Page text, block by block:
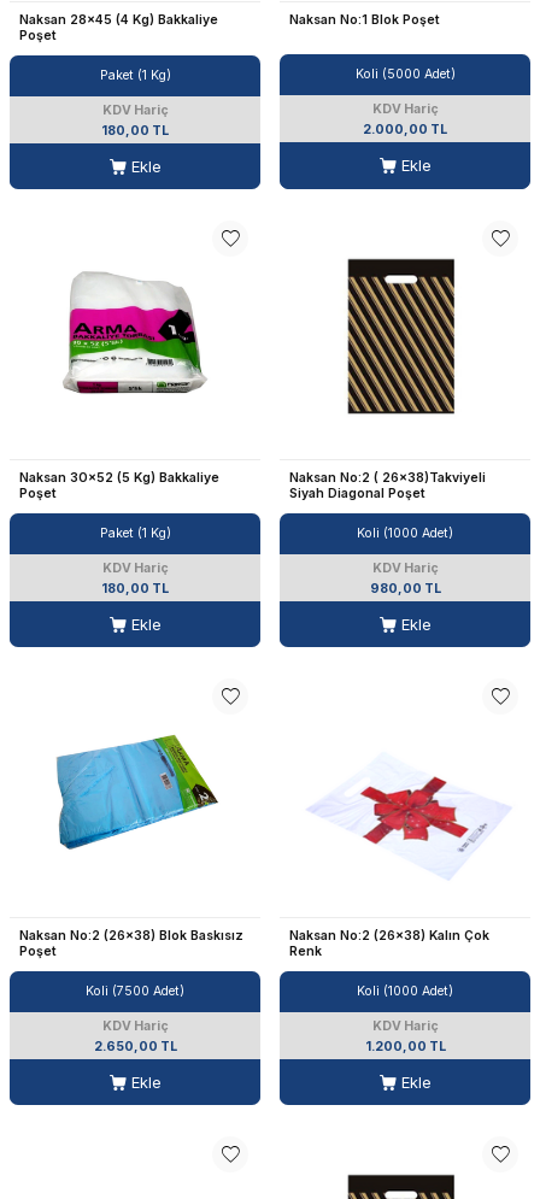
Naksan 28x45 (4 Kg) Bakkaliye
Poşet
Paket (1 Kg)
KDV Hariç
180,00 TL
Ekle
Naksan No:1 Blok Poşet
Koli (5000 Adet)
KDV Hariç
2.000,00 TL
Ekle
Naksan 30x52 (5 Kg) Bakkaliye
Poşet
Paket (1 Kg)
KDV Hariç
180,00 TL
Ekle
Naksan No:2 ( 26x38)Takviyeli
Siyah Diagonal Poşet
Koli (1000 Adet)
KDV Hariç
980,00 TL
Ekle
Naksan No:2 (26x38) Blok Baskısız
Poşet
Koli (7500 Adet)
KDV Hariç
2.650,00 TL
Ekle
Naksan No:2 (26x38) Kalın Çok
Renk
Koli (1000 Adet)
KDV Hariç
1.200,00 TL
Ekle